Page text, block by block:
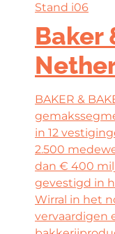
Stand i06
Baker
BAKER &
in 12
2.500
dan € 400
gevestigd in
Wirral in het
vervaardigen